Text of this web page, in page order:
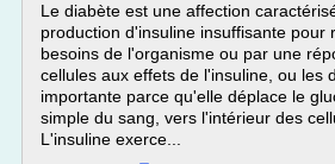
Le diabète est une affection
production d'insuline insuffisante pour
besoins de l'organisme ou par une
cellules aux effets de l'insuline, ou les
importante parce qu'elle déplace le
simple du sang, vers l'intérieur des
L'insuline exerce...